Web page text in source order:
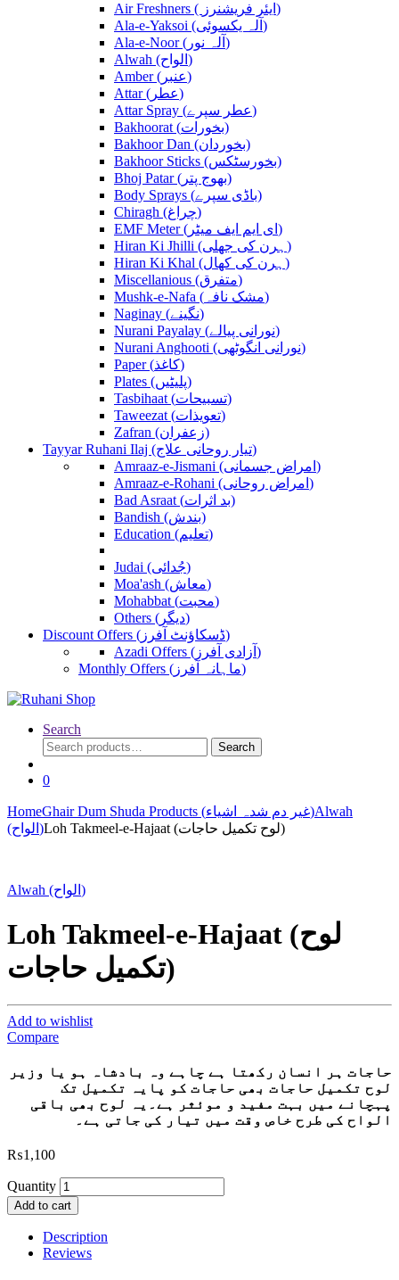
Air Freshners ( ایئر فریشنرز)
Ala-e-Yaksoi (آلہ یکسوئی)
Ala-e-Noor (آلہ نور)
Alwah (الواح)
Amber (عنبر)
Attar (عطر)
Attar Spray (عطر سپرے)
Bakhoorat (بخورات)
Bakhoor Dan (بخوردان)
Bakhoor Sticks (بخورسٹکس)
Bhoj Patar (بھوج پتر)
Body Sprays (باڈی سپرے)
Chiragh (چراغ)
EMF Meter (ای ایم ایف میٹر)
Hiran Ki Jhilli (ہرن کی جھلی)
Hiran Ki Khal (ہرن کی کھال)
Miscellanious (متفرق)
Mushk-e-Nafa (مشک نافہ)
Naginay (نگینے)
Nurani Payalay (نورانی پیالے)
Nurani Anghooti (نورانی انگوٹھی)
Paper (کاغذ)
Plates (پلیٹیں)
Tasbihaat (تسبیحات)
Taweezat (تعویذات)
Zafran (زعفران)
Tayyar Ruhani Ilaj (تیار روحانی علاج)
Amraaz-e-Jismani (امراض جسمانی)
Amraaz-e-Rohani (امراض روحانی)
Bad Asraat (بد اثرات)
Bandish (بندش)
Education (تعلیم)
Judai (جُدائی)
Moa'ash (معاش)
Mohabbat (محبت)
Others (دیگر)
Discount Offers (ڈسکاؤنٹ آفرز)
Azadi Offers (آزادی آفرز)
Monthly Offers (ماہانہ آفرز)
Search
Search
for:
Search
0
Home Ghair Dum Shuda Products (غیر دم شدہ اشیاء)Alwah
(الواح)
Loh Takmeel-e-Hajaat (لوح تکمیل حاجات)
Alwah (الواح)
Loh Takmeel-e-Hajaat (لوح
تکمیل حاجات)
Add to wishlist
Compare
حاجات ہر انسان رکھتا ہے چاہے وہ بادشاہ ہو یا وزیر
لوح تکمیل حاجات بھی حاجات کو پایہ تکمیل تک
پہچانے میں بہت مفید و موئثر ہے۔یہ لوح بھی باقی
الواح کی طرح خاص وقت میں تیار کی جاتی ہے۔
₨1,100
Quantity
Add to cart
Description
Reviews